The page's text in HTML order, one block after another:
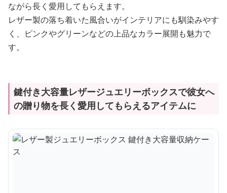
ながら長く愛用してもらえます。
レザー製の落ち着いた風合いがインテリアにも馴染みやす
く、ピンクやグリーンなどの上品なカラー展開も魅力で
す。
鍵付き大容量レザージュエリーボックスで彼女へ
の贈り物を長く愛用してもらえるアイテムに